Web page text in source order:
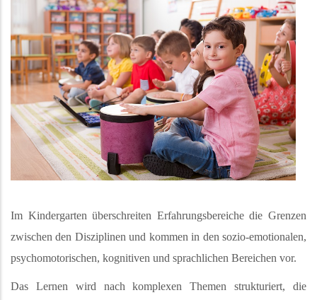
Im Kindergarten überschreiten Erfahrungsbereiche die Grenzen
zwischen den Disziplinen und kommen in den sozio-emotionalen,
psychomotorischen, kognitiven und sprachlichen Bereichen vor.
Das Lernen wird nach komplexen Themen strukturiert, die